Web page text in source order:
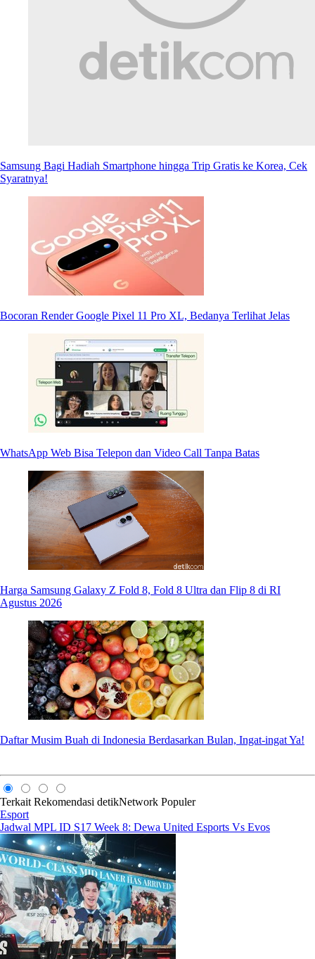
Samsung Bagi Hadiah Smartphone hingga Trip Gratis ke Korea, Cek
Syaratnya!
Bocoran Render Google Pixel 11 Pro XL, Bedanya Terlihat Jelas
WhatsApp Web Bisa Telepon dan Video Call Tanpa Batas
Harga Samsung Galaxy Z Fold 8, Fold 8 Ultra dan Flip 8 di RI
Agustus 2026
Daftar Musim Buah di Indonesia Berdasarkan Bulan, Ingat-ingat Ya!
Terkait Rekomendasi detikNetwork Populer
Esport
Jadwal MPL ID S17 Week 8: Dewa United Esports Vs Evos